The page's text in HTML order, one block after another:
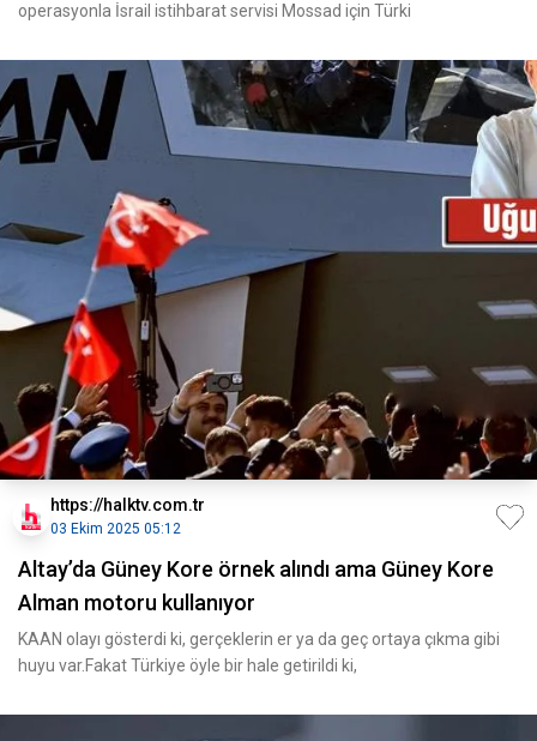
operasyonla İsrail istihbarat servisi Mossad için Türki
https://halktv.com.tr
03 Ekim 2025 05:12
Altay’da Güney Kore örnek alındı ama Güney Kore
Alman motoru kullanıyor
KAAN olayı gösterdi ki, gerçeklerin er ya da geç ortaya çıkma gibi
huyu var.Fakat Türkiye öyle bir hale getirildi ki,